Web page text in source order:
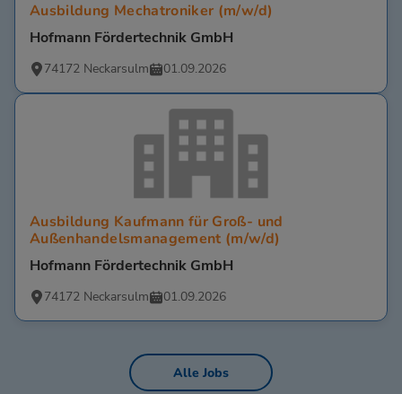
Ausbildung Mechatroniker (m/w/d)
Hofmann Fördertechnik GmbH
74172 Neckarsulm 01.09.2026
Ausbildung Kaufmann für Groß- und
Außenhandelsmanagement (m/w/d)
Hofmann Fördertechnik GmbH
74172 Neckarsulm 01.09.2026
Alle Jobs